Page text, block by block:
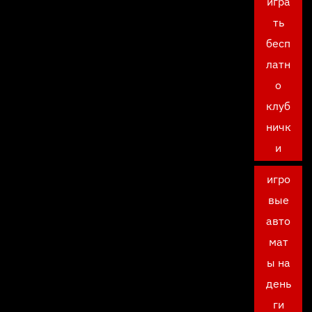
ть
бесп
латн
о
клуб
ничк
и
игро
вые
авто
мат
ы на
день
ги